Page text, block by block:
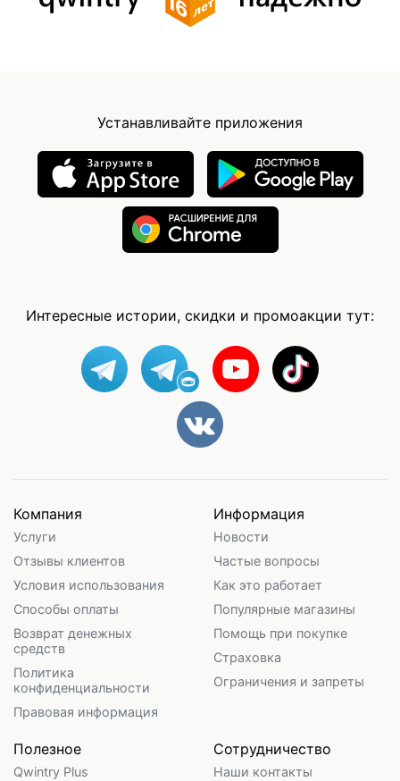
Устанавливайте приложения
Интересные истории, скидки и промоакции тут:
Компания
Услуги
Отзывы клиентов
Условия использования
Способы оплаты
Возврат денежных
средств
Политика
конфиденциальности
Правовая информация
Информация
Новости
Частые вопросы
Как это работает
Популярные магазины
Помощь при покупке
Страховка
Ограничения и запреты
Полезное
Qwintry Plus
Сотрудничество
Наши контакты